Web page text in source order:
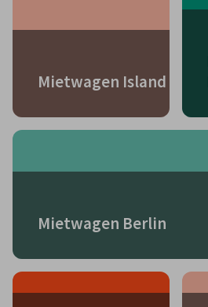
Mietwagen Island
Mietwagen Berlin